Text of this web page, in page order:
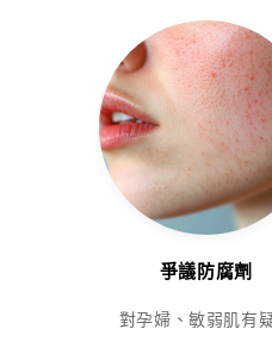
爭議防腐劑
對孕婦、敏弱肌有